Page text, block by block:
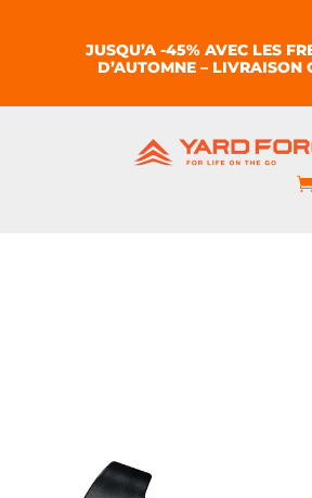
JUSQU’A -45% AVEC LES
D’AUTOMNE – LIVRAISON